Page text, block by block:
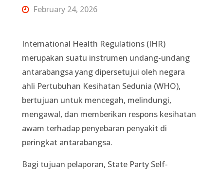
February 24, 2026
International Health Regulations (IHR)
merupakan suatu instrumen undang-undang
antarabangsa yang dipersetujui oleh negara
ahli Pertubuhan Kesihatan Sedunia (WHO),
bertujuan untuk mencegah, melindungi,
mengawal, dan memberikan respons kesihatan
awam terhadap penyebaran penyakit di
peringkat antarabangsa.
Bagi tujuan pelaporan, State Party Self-